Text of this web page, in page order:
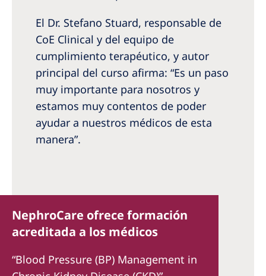
El Dr. Stefano Stuard, responsable de
CoE Clinical y del equipo de
cumplimiento terapéutico, y autor
principal del curso afirma: “Es un paso
muy importante para nosotros y
estamos muy contentos de poder
ayudar a nuestros médicos de esta
manera”.
NephroCare ofrece formación
acreditada a los médicos
“Blood Pressure (BP) Management in